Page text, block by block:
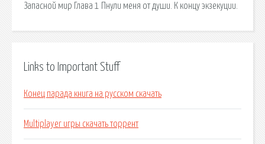
Запасной мир Глава 1 Пнули меня от души. К концу экзекуции.
Links to Important Stuff
Конец парада книга на русском скачать
Multiplayer игры скачать торрент